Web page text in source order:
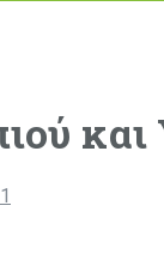
και